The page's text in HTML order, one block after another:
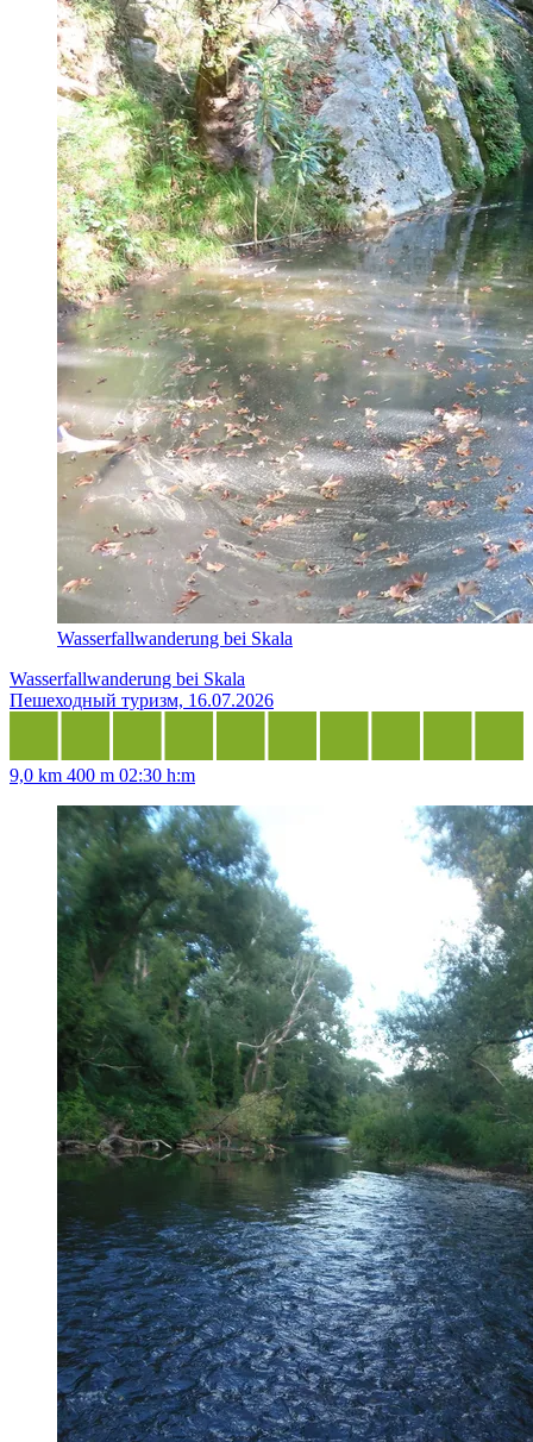
Wasserfallwanderung bei Skala
Wasserfallwanderung bei Skala
Пешеходный туризм, 16.07.2026
9,0 km 400 m 02:30 h:m